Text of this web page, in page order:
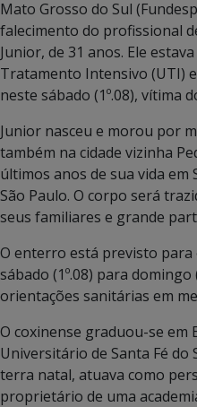
Mato Grosso do Sul
falecimento do profissional
Junior, de 31 anos. Ele
Tratamento Intensivo (UTI)
neste sábado (1º.08), vítima
Junior nasceu e morou por
também na cidade vizinha
últimos anos de sua vida em
São Paulo. O corpo será
seus familiares e grande
O enterro está previsto
sábado (1º.08) para
orientações sanitárias em
O coxinense graduou-se em
Universitário de Santa Fé do
terra natal, atuava como
proprietário de uma